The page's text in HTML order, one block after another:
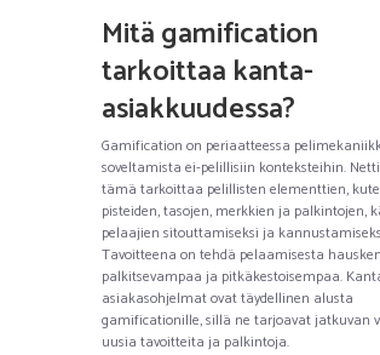
Mitä gamification
tarkoittaa kanta-
asiakkuudessa?
Gamification on periaatteessa
soveltamista ei-pelillisiin konteksteihin.
tämä tarkoittaa pelillisten elementtien,
pisteiden, tasojen, merkkien ja palkintojen,
pelaajien sitouttamiseksi ja
Tavoitteena on tehdä pelaamisesta
palkitsevampaa ja pitkäkestoisempaa.
asiakasohjelmat ovat täydellinen alusta
gamificationille, sillä ne tarjoavat jatkuvan
uusia tavoitteita ja palkintoja.